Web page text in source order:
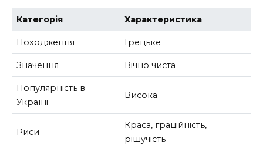
Категорія Характеристика
Походження Грецьке
Значення Вічно чиста
Популярність в
Україні
Висока
Риси
Краса, граційність,
рішучість